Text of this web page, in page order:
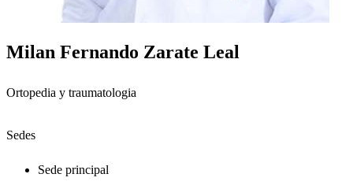
Milan Fernando Zarate Leal
Ortopedia y traumatologia
Sedes
Sede principal